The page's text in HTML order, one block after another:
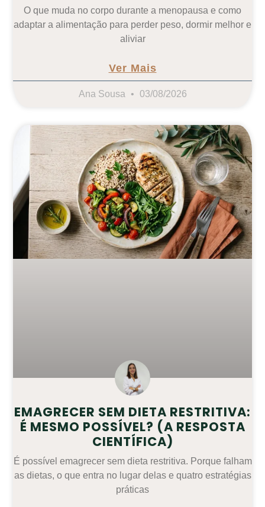
O que muda no corpo durante a menopausa e como
adaptar a alimentação para perder peso, dormir melhor e
aliviar
Ver Mais
Ana Sousa 03/08/2026
EMAGRECER SEM DIETA RESTRITIVA:
É MESMO POSSÍVEL? (A RESPOSTA
CIENTÍFICA)
É possível emagrecer sem dieta restritiva. Porque falham
as dietas, o que entra no lugar delas e quatro estratégias
práticas